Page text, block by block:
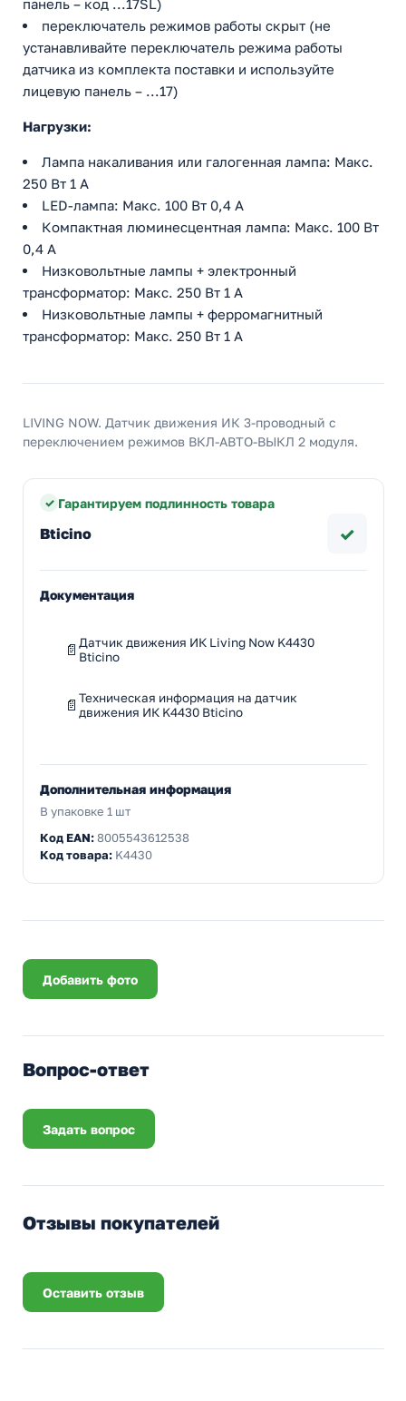
панель – код ...17SL)
переключатель режимов работы скрыт (не
устанавливайте переключатель режима работы
датчика из комплекта поставки и используйте
лицевую панель – ...17)
Нагрузки:
Лампа накаливания или галогенная лампа: Макс.
250 Вт 1 A
LED-лампа: Макс. 100 Вт 0,4 A
Компактная люминесцентная лампа: Макс. 100 Вт
0,4 A
Низковольтные лампы + электронный
трансформатор: Макс. 250 Вт 1 A
Низковольтные лампы + ферромагнитный
трансформатор: Mакс. 250 Вт 1 A
LIVING NOW. Датчик движения ИК 3-проводный с
переключением режимов ВКЛ-АВТО-ВЫКЛ 2 модуля.
Гарантируем подлинность товара
Bticino ✓
Документация
Датчик движения ИК Living Now K4430
Bticino
Техническая информация на датчик
движения ИК K4430 Bticino
Дополнительная информация
В упаковке 1 шт
Код EAN:8005543612538
Код товара: K4430
Добавить фото
Вопрос-ответ
Задать вопрос
Отзывы покупателей
Оставить отзыв